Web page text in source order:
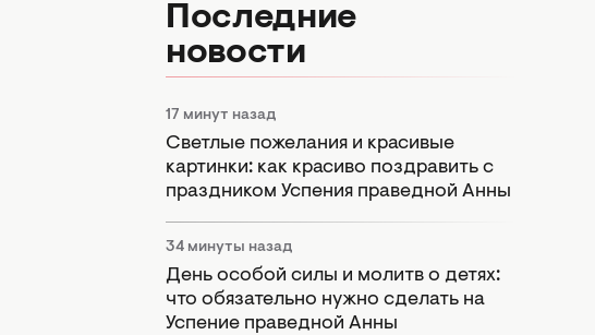
Последние
новости
17 минут назад
Светлые пожелания и красивые
картинки: как красиво поздравить с
праздником Успения праведной Анны
34 минуты назад
День особой силы и молитв о детях:
что обязательно нужно сделать на
Успение праведной Анны